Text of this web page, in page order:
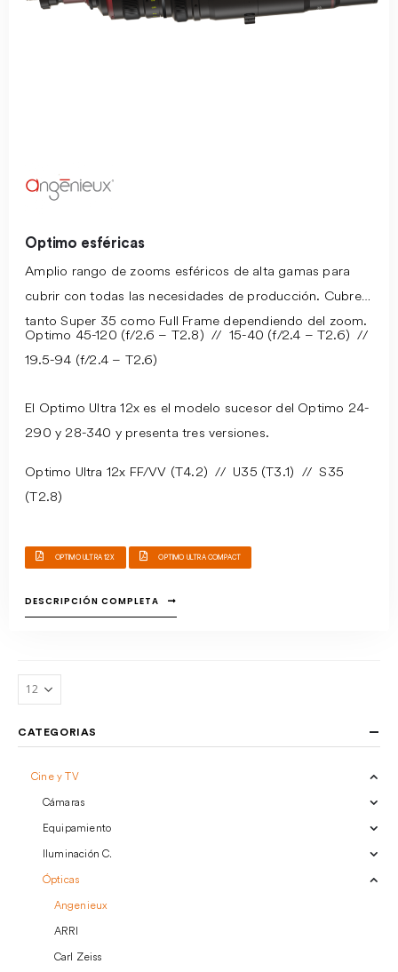
Optimo esféricas
Amplio rango de zooms esféricos de alta gamas para
cubrir con todas las necesidades de producción. Cubren
tanto Super 35 como Full Frame dependiendo del zoom.
Optimo 45-120 (f/2.6 – T2.8) // 15-40 (f/2.4 – T2.6) //
19.5-94 (f/2.4 – T2.6)
El Optimo Ultra 12x es el modelo sucesor del Optimo 24-
290 y 28-340 y presenta tres versiones.
Optimo Ultra 12x FF/VV (T4.2) // U35 (T3.1) // S35
(T2.8)
OPTIMO ULTRA 12X OPTIMO ULTRA COMPACT
DESCRIPCIÓN COMPLETA
CATEGORIAS
Cine y TV
Cámaras
Equipamiento
Iluminación C.
Ópticas
Angenieux
ARRI
Carl Zeiss